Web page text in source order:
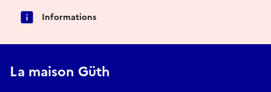
Informations
La maison Güth